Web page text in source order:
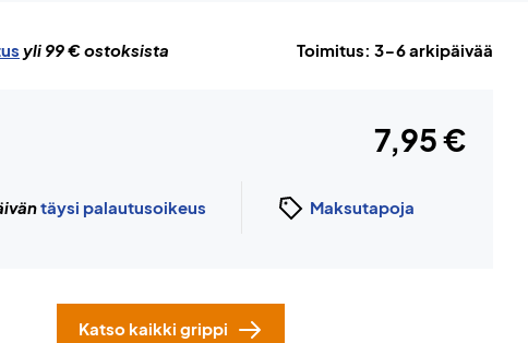
yli 99 € ostoksista Toimitus: 3-6 arkipäivää
7,95 €
täysi palautusoikeus Maksutapoja
Katso kaikki grippi